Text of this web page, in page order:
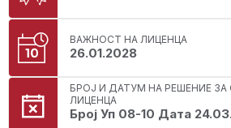
ВАЖНОСТ НА ЛИЦЕНЦА
26.01.2028
БРОЈ И ДАТУМ НА РЕШЕНИЕ
ЛИЦЕНЦА
Број Уп 08-10 Дата